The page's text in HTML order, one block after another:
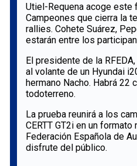
Utiel-Requena acoge este
Campeones que cierra la
rallies. Cohete Suárez,
estarán entre los
El presidente de la
al volante de un Hyundai
hermano Nacho. Habrá 22
todoterreno.
La prueba reunirá a los
CERTT GT2i en un
Federación Española de
disfrute del público.